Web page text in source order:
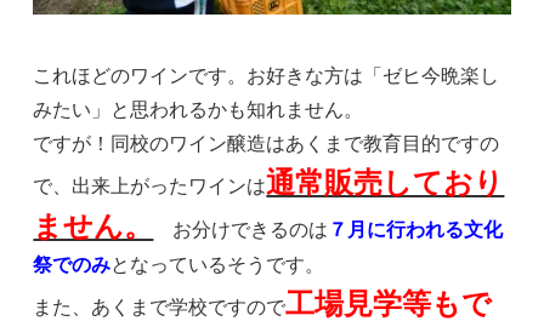
これほどのワインです。お好きな方は「ゼヒ今晩楽し
みたい」と思われるかも知れません。
ですが！同校のワイン醸造はあくまで教育目的ですの
で、出来上がったワインは通常販売しており
ません。
お分けできるのは ７月に行われる文化
祭でのみとなっているそうです。
また、あくまで学校ですので工場見学等もで